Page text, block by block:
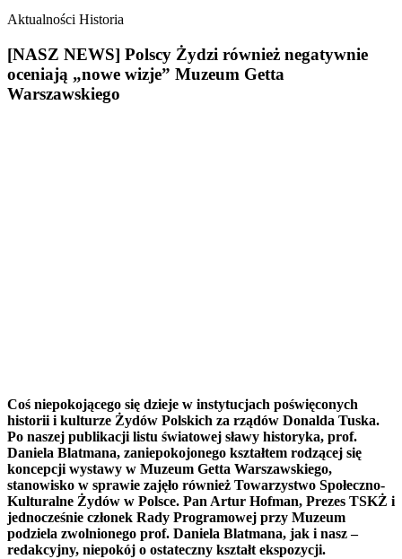
Aktualności Historia
[NASZ NEWS] Polscy Żydzi również negatywnie
oceniają „nowe wizje” Muzeum Getta
Warszawskiego
Coś niepokojącego się dzieje w instytucjach poświęconych
historii i kulturze Żydów Polskich za rządów Donalda Tuska.
Po naszej publikacji listu światowej sławy historyka, prof.
Daniela Blatmana, zaniepokojonego kształtem rodzącej się
koncepcji wystawy w Muzeum Getta Warszawskiego,
stanowisko w sprawie zajęło również Towarzystwo Społeczno-
Kulturalne Żydów w Polsce. Pan Artur Hofman, Prezes TSKŻ i
jednocześnie członek Rady Programowej przy Muzeum
podziela zwolnionego prof. Daniela Blatmana, jak i nasz –
redakcyjny, niepokój o ostateczny kształt ekspozycji.